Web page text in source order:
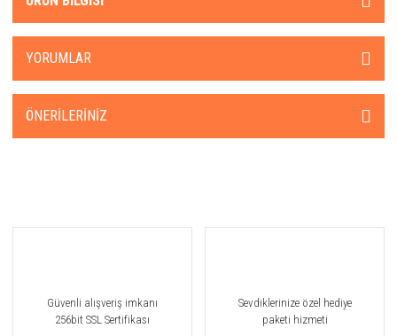
YORUMLAR
ÖNERILERINIZ
Güvenli alışveriş imkanı
256bit SSL Sertifikası
Sevdiklerinize özel hediye
paketi hizmeti